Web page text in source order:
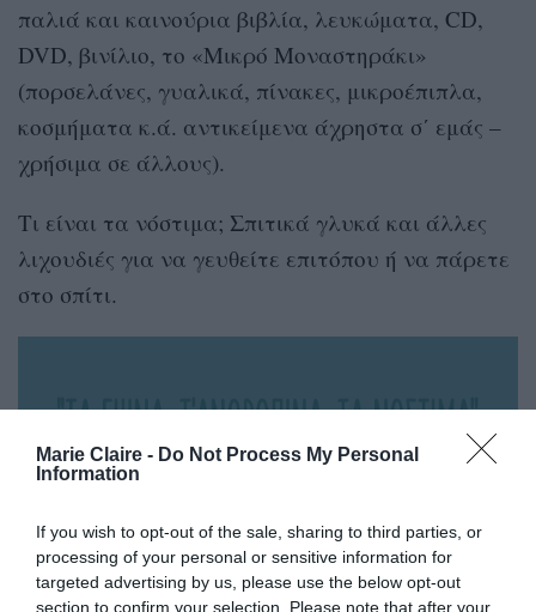
Marie Claire - Do Not Process My Personal
Information
If you wish to opt-out of the sale, sharing to third parties, or
processing of your personal or sensitive information for
targeted advertising by us, please use the below opt-out
section to confirm your selection. Please note that after your
παλιά και καινούρια βιβλία, λευκώματα, CD,
DVD, βινίλιο, το «Μικρό Μοναστηράκι»
(πορσελάνες, γυαλικά, πίνακες, μικροέπιπλα,
κοσμήματα κ.ά. αντικείμενα άχρηστα σ΄ εμάς –
χρήσιμα σε άλλους).
Τι είναι τα νόστιμα; Σπιτικά γλυκά και άλλες
λιχουδιές για να γευθείτε επιτόπου ή να πάρετε
στο σπίτι.